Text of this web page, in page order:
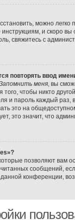
можно
и скоро
свяжитесь с
повторять ввод
меня, вы
чтобы никто
и пароль каждый
это на
это значит, что
позволяют вам
сообщений,
конференции,